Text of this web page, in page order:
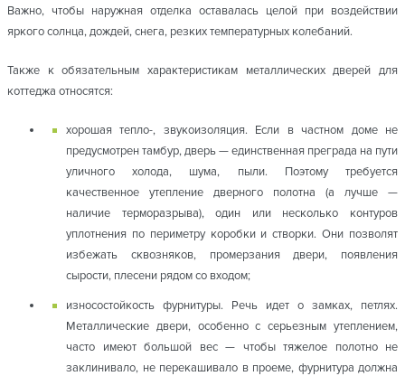
Важно, чтобы наружная отделка оставалась целой при воздействии
яркого солнца, дождей, снега, резких температурных колебаний.
Также к обязательным характеристикам металлических дверей для
коттеджа относятся:
хорошая тепло-, звукоизоляция. Если в частном доме не
предусмотрен тамбур, дверь — единственная преграда на пути
уличного холода, шума, пыли. Поэтому требуется
качественное утепление дверного полотна (а лучше —
наличие терморазрыва), один или несколько контуров
уплотнения по периметру коробки и створки. Они позволят
избежать сквозняков, промерзания двери, появления
сырости, плесени рядом со входом;
износостойкость фурнитуры. Речь идет о замках, петлях.
Металлические двери, особенно с серьезным утеплением,
часто имеют большой вес — чтобы тяжелое полотно не
заклинивало, не перекашивало в проеме, фурнитура должна